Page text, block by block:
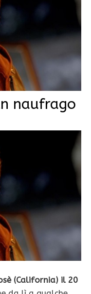
naufrago
(California) il 20